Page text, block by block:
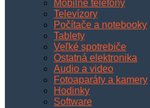
Mobilné telefóny
Televízory
Počítače a notebooky
Tablety
Veľké spotrebiče
Ostatná elektronika
Audio a video
Fotoaparáty a kamery
Hodinky
Software